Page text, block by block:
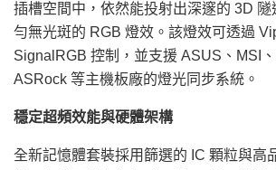
插槽空間中，依然能投射出深邃的 3D
勻無光斑的 RGB 燈效。該燈效可透過
SignalRGB 控制，並支援 ASUS、MSI
ASRock 等主機板廠的燈光同步系統。
穩定超頻效能與硬體架構
全新記憶體套裝採用篩選的 IC 顆粒與高